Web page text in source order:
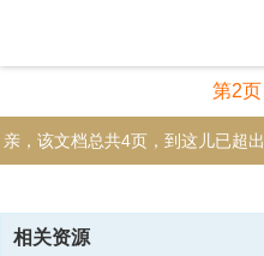
第2
亲，该文档总共4页，到这儿已超
资源描述
相关资源